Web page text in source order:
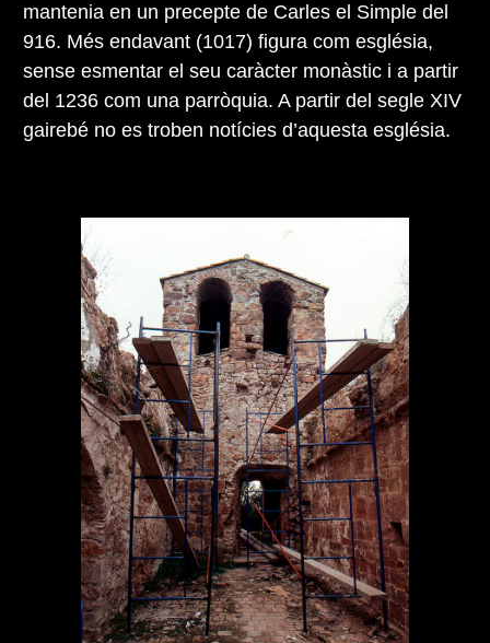
mantenia en un precepte de Carles el Simple del
916. Més endavant (1017) figura com església,
sense esmentar el seu caràcter monàstic i a partir
del 1236 com una parròquia. A partir del segle XIV
gairebé no es troben notícies d’aquesta església.